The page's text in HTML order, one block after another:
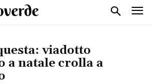
viadotto
a natale crolla a